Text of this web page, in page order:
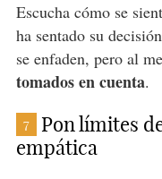
Escucha cómo se
ha sentado su
se enfaden, pero al
tomados en cuenta.
7
Pon límites
empática